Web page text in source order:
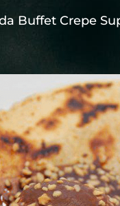
Buffet Crepe